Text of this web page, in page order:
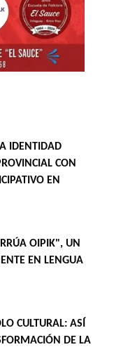
IDENTIDAD
CON
EN
OIPIK", UN
EN LENGUA
CULTURAL: ASÍ
DE LA